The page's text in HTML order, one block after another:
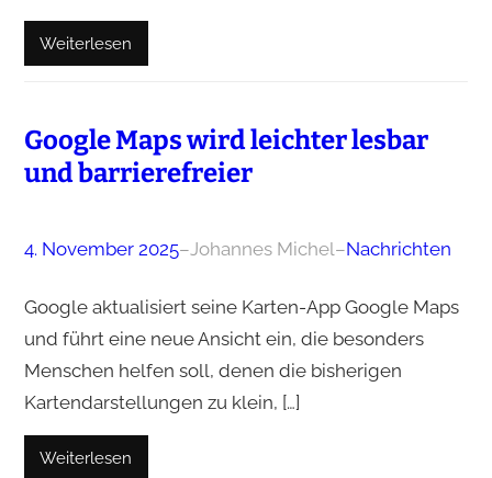
Weiterlesen
Google Maps wird leichter lesbar
und barrierefreier
4. November 2025–Johannes Michel–Nachrichten
Google aktualisiert seine Karten-App Google Maps
und führt eine neue Ansicht ein, die besonders
Menschen helfen soll, denen die bisherigen
Kartendarstellungen zu klein, […]
Weiterlesen